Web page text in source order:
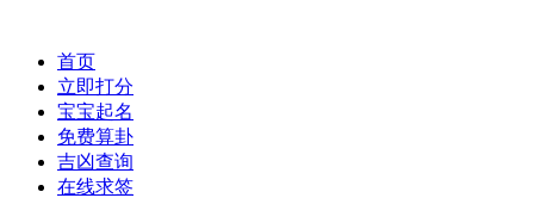
首页
立即打分
宝宝起名
免费算卦
吉凶查询
在线求签